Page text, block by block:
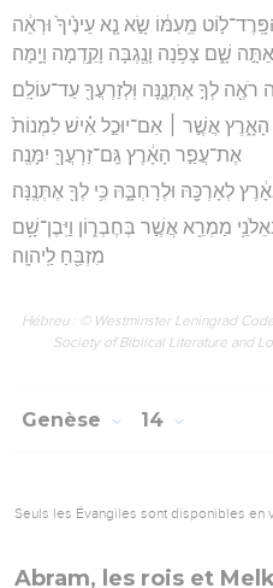
מֵֽעִמּ֔וֹ שָׂ֣א נָ֤א עֵינֶ֙יךָ֙ וּרְאֵ֔ה
שָׁ֑ם צָפֹ֥נָה וָנֶ֖גְבָּה וָקֵ֥דְמָה וָיָֽמָּה׃
לְךָ֣ אֶתְּנֶ֑נָּה וּֽלְזַרְעֲךָ֖ עַד־עוֹלָֽם׃
אֲשֶׁ֣ר ׀ אִם־יוּכַ֣ל אִ֗ישׁ לִמְנוֹת֙
אֶת־עֲפַ֣ר הָאָ֔רֶץ גַּֽם־זַרְעֲךָ֖ יִמָּנֶֽה׃
לְאָרְכָּ֖הּ וּלְרָחְבָּ֑הּ כִּ֥י לְךָ֖ אֶתְּנֶֽנָּה׃
מַמְרֵ֖א אֲשֶׁ֣ר בְּחֶבְר֑וֹן וַיִּֽבֶן־שָׁ֥ם
מִזְבֵּ֖חַ לַֽיהוָֽה׃
Hébreu : © Westminster Leningrad
Society of Biblical Literature and
Genèse 14
Seuls les Évangiles sont disponibles en
Abram, les rois et